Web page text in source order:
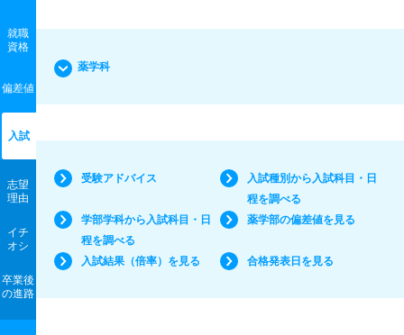
就職
資格
偏差値
入試
志望
理由
イチ
オシ
卒業後
の進路
薬学科
受験アドバイス
入試種別から入試科目・日
程を調べる
学部学科から入試科目・日
程を調べる
薬学部の偏差値を見る
入試結果（倍率）を見る 合格発表日を見る